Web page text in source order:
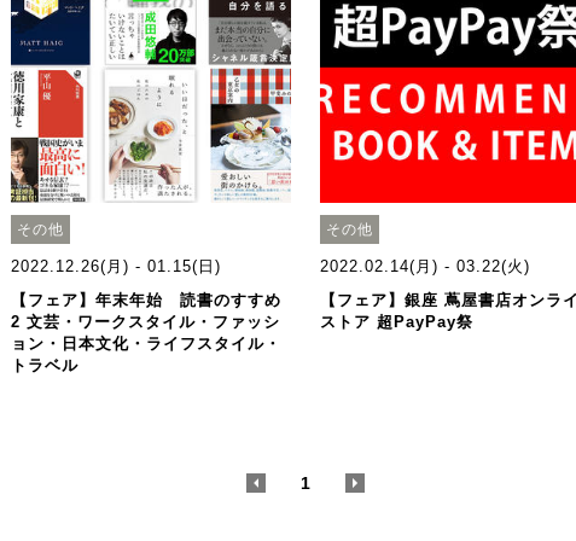
その他
2022.12.26(月) - 01.15(日)
【フェア】年末年始 読書のすすめ
2 文芸・ワークスタイル・ファッシ
ョン・日本文化・ライフスタイル・
トラベル
その他
2022.02.14(月) - 03.22(火)
【フェア】銀座 蔦屋書店オンラ
ストア 超PayPay祭
1